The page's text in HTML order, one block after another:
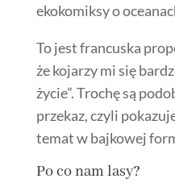
ekokomiksy o
To jest francuska
że kojarzy mi się
życie”. Trochę są
przekaz, czyli
temat w bajkowej
Po co nam lasy?